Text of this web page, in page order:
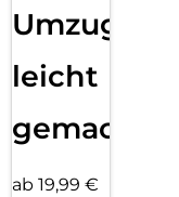
Umzug
leicht
gemacht!
ab 19,99 €